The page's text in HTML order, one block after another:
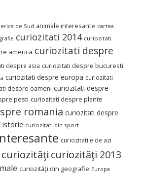
de Sud animale interesante cartea
curiozitati 2014 curiozitati
america curiozitati despre
despre asia curiozitati despre bucuresti
curiozitati despre europa curiozitati
despre oameni curiozitati despre
pesti curiozitati despre plante
romania curiozitati despre
istorie curiozitati din sport
curiozitatile de azi
curiozităţi curiozităţi 2013
curiozităţi din geografie Europa